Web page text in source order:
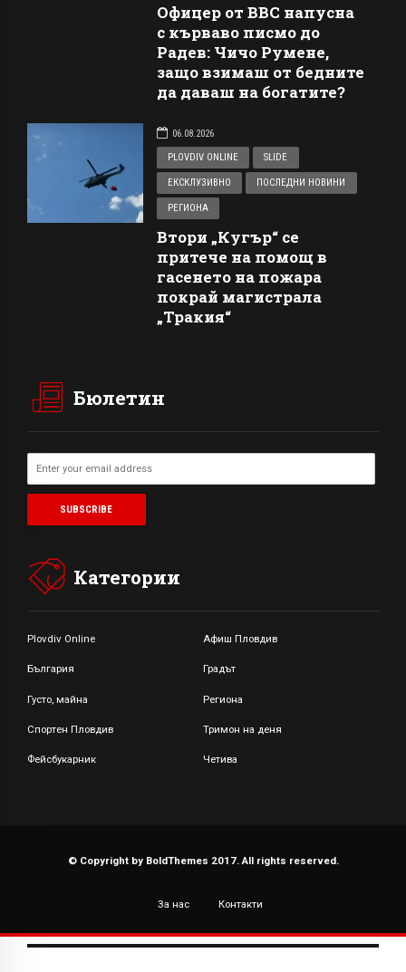
Офицер от ВВС напусна
с кърваво писмо до
Радев: Чичо Румене,
защо взимаш от бедните
да даваш на богатите?
06.08.2026
PLOVDIV ONLINE
SLIDE
ЕКСКЛУЗИВНО ПОСЛЕДНИ НОВИНИ
РЕГИОНА
Втори „Кугър“ се
притече на помощ в
гасенето на пожара
покрай магистрала
„Тракия“
Бюлетин
Категории
Plovdiv Online Афиш Пловдив
България Градът
Густо, майна Региона
Спортен Пловдив Тримон на деня
Фейсбукарник Четива
© Copyright by BoldThemes 2017. All rights reserved.
За нас Контакти